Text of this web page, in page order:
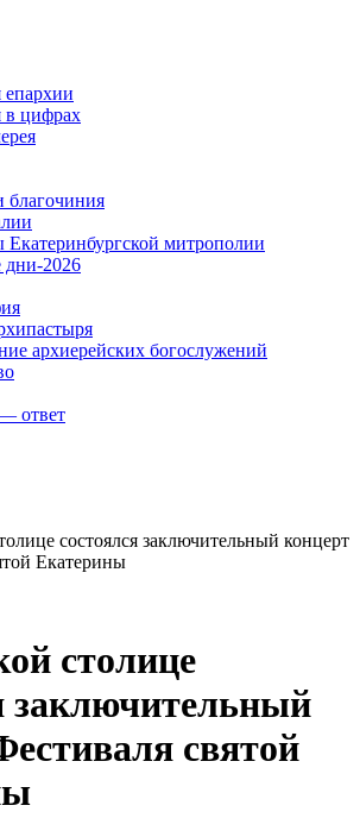
епархии
в цифрах
Екатеринбургской митрополии
дни-2026
архиерейских богослужений
ответ
состоялся заключительный концерт
Екатерины
столице
заключительный
святой